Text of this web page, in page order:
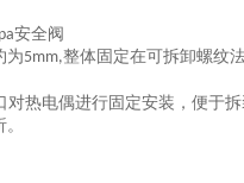
安全阀
为5mm,整体固定在可拆卸螺纹
热电偶进行固定安装，便于拆